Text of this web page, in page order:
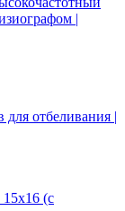
|
для отбеливания |
(с